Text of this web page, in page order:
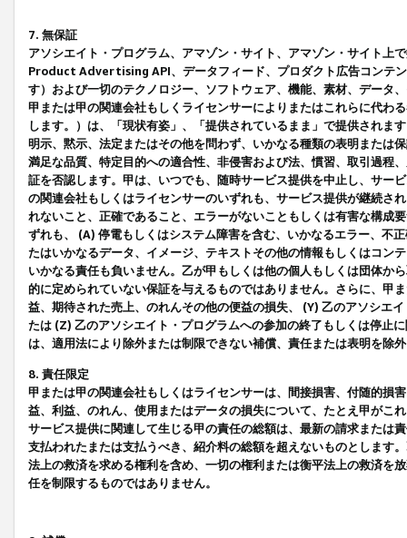
7. 無保証
アソシエイト・プログラム、アマゾン・サイト、アマゾン・サイト上
Product Advertising API、データフィード、プロダクト広告コンテ
す）および一切のテクノロジー、ソフトウェア、機能、素材、データ
甲または甲の関連会社もしくライセンサーによりまたはこれらに代わ
します。）は、「現状有姿」、「提供されているまま」で提供されま
明示、黙示、法定またはその他を問わず、いかなる種類の表明または
満足な品質、特定目的への適合性、非侵害および法、慣習、取引過程
証を否認します。甲は、いつでも、随時サービス提供を中止し、サー
の関連会社もしくはライセンサーのいずれも、サービス提供が継続さ
れないこと、正確であること、エラーがないこともしくは有害な構成
ずれも、 (A) 停電もしくはシステム障害を含む、いかなるエラー、不
たはいかなるデータ、イメージ、テキストその他の情報もしくはコン
いかなる責任も負いません。乙が甲もしくは他の個人もしくは団体か
的に定められていない保証を与えるものではありません。さらに、甲
益、期待された売上、のれんその他の便益の損失、 (Y) 乙のアソシエ
たは (Z) 乙のアソシエイト・プログラムへの参加の終了もしくは停止
は、適用法により除外または制限できない補償、責任または表明を除
8. 責任限定
甲または甲の関連会社もしくはライセンサーは、間接損害、付随的損
益、利益、のれん、使用またはデータの損失について、たとえ甲がこ
サービス提供に関連して生じる甲の責任の総額は、最新の請求または
支払われたまたは支払うべき、紹介料の総額を超えないものとします
法上の救済を求める権利を含め、一切の権利または衡平法上の救済を
任を制限するものではありません。